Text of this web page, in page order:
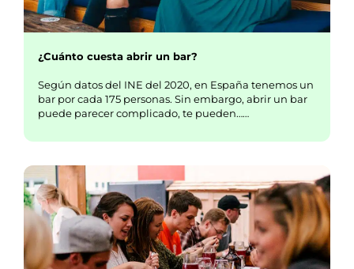
¿Cuánto cuesta abrir un bar?
Según datos del INE del 2020, en España tenemos un
bar por cada 175 personas. Sin embargo, abrir un bar
puede parecer complicado, te pueden……